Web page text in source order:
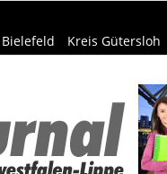
Bielefeld Kreis Gütersloh